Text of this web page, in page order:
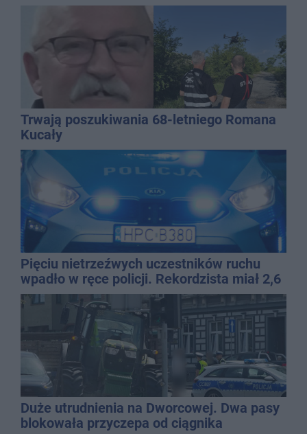
Trwają poszukiwania 68-letniego Romana
Kucały
Pięciu nietrzeźwych uczestników ruchu
wpadło w ręce policji. Rekordzista miał 2,6
promila
Duże utrudnienia na Dworcowej. Dwa pasy
blokowała przyczepa od ciągnika